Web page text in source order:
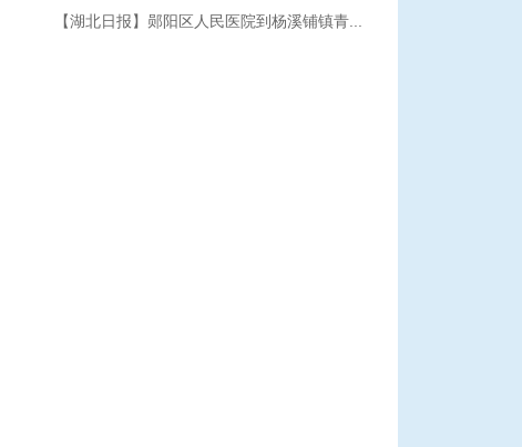
【湖北日报】郧阳区人民医院到杨溪铺镇青...